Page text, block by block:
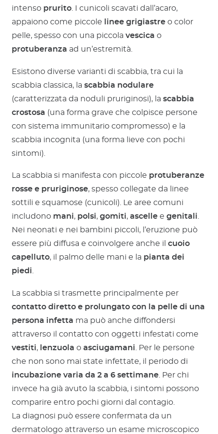
intenso prurito . I cunicoli scavati dall’acaro,
appaiono come piccole
linee grigiastre o color
pelle, spesso con una piccola vescica o
protuberanza ad un’estremità.
Esistono diverse varianti di scabbia, tra cui la
scabbia classica, la scabbia nodulare
(caratterizzata da noduli pruriginosi), la scabbia
crostosa (una forma grave che colpisce persone
con sistema immunitario compromesso) e la
scabbia incognita (una forma lieve con pochi
sintomi).
La scabbia si manifesta con piccole protuberanze
rosse e pruriginose, spesso collegate da linee
sottili e squamose (cunicoli). Le aree comuni
includono mani, polsi, gomiti, ascelle e genitali
Nei neonati e nei bambini piccoli, l’eruzione può
essere più diffusa e coinvolgere anche il cuoio
capelluto, il palmo delle mani e la pianta dei
piedi
La scabbia si trasmette principalmente per
contatto diretto e prolungato con la pelle di una
persona infetta ma può anche diffondersi
attraverso il contatto con oggetti infestati come
vestiti, lenzuola o asciugamani . Per le persone
che non sono mai state infettate, il periodo di
incubazione varia da 2 a 6 settimane . Per chi
invece ha già avuto la scabbia, i sintomi possono
comparire entro pochi giorni dal contagio.
La diagnosi può essere confermata da un
dermatologo attraverso un esame microscopico